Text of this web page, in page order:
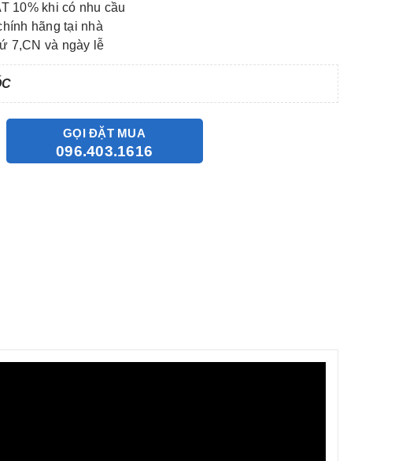
10% khi có nhu cầu
hãng tại nhà
7,CN và ngày lễ
GỌI ĐẶT MUA
096.403.1616